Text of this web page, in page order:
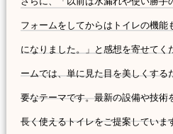
フォームをしてからはトイレの機能
になりました。」と感想を寄せてく
ームでは、単に見た目を美しくする
要なテーマです。最新の設備や技術
長く使えるトイレをご提案していま